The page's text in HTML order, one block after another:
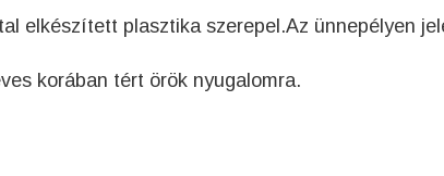
elkészített plasztika szerepel.Az ünnepélyen
korában tért örök nyugalomra.